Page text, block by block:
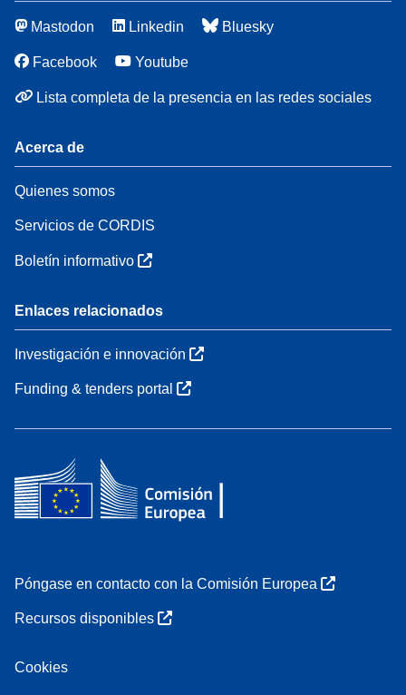
Mastodon Linkedin Bluesky
Facebook Youtube
Lista completa de la presencia en las redes sociales
Acerca de
Quienes somos
Servicios de CORDIS
Boletín informativo
Enlaces relacionados
Investigación e innovación
Funding & tenders portal
Póngase en contacto con la Comisión Europea
Recursos disponibles
Cookies